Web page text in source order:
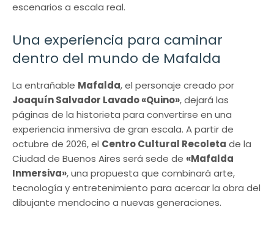
escenarios a escala real.
Una experiencia para caminar
dentro del mundo de Mafalda
La entrañable Mafalda, el personaje creado por
Joaquín Salvador Lavado «Quino», dejará las
páginas de la historieta para convertirse en una
experiencia inmersiva de gran escala. A partir de
octubre de 2026, el Centro Cultural Recoleta de la
Ciudad de Buenos Aires será sede de «Mafalda
Inmersiva», una propuesta que combinará arte,
tecnología y entretenimiento para acercar la obra del
dibujante mendocino a nuevas generaciones.